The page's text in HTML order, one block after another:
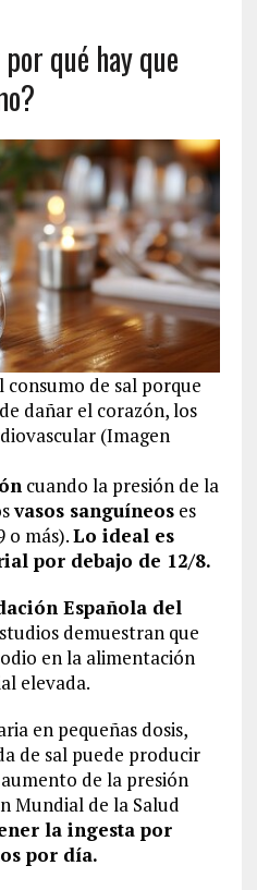
qué hay que
de sal porque
dañar el corazón, los
(Imagen
cuando la presión de la
vasos sanguíneoses
o más).Lo ideal es
por debajo de 12/8.
Española del
demuestran que
en la alimentación
elevada.
en pequeñas dosis,
de sal puede producir
de la presión
Mundial de la Salud
la ingesta por
por día.